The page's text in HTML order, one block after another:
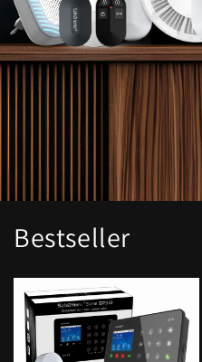
Bestseller